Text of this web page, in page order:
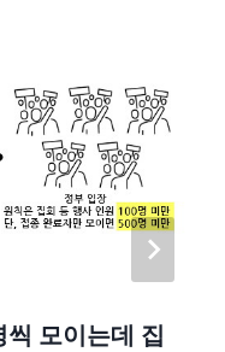
모이는데 집